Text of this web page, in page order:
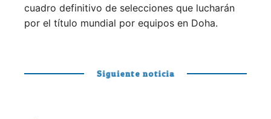
cuadro definitivo de selecciones que lucharán
por el título mundial por equipos en Doha.
Siguiente noticia